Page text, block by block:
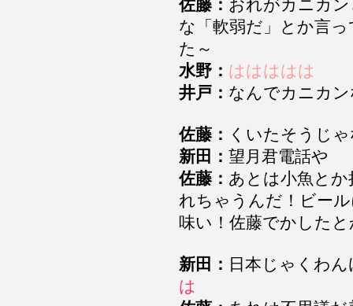
佐藤： おれがカニカ
な「軟弱だ」とか言
た～
水野： ははははは
井戸： なんでカニカ
佐藤： くいたそうじ
新田： 望月君電話や
佐藤： あとは小魚と
れちゃうんだ！ビー
味い！佐藤でかした
新田： 日本じゃくわ
は